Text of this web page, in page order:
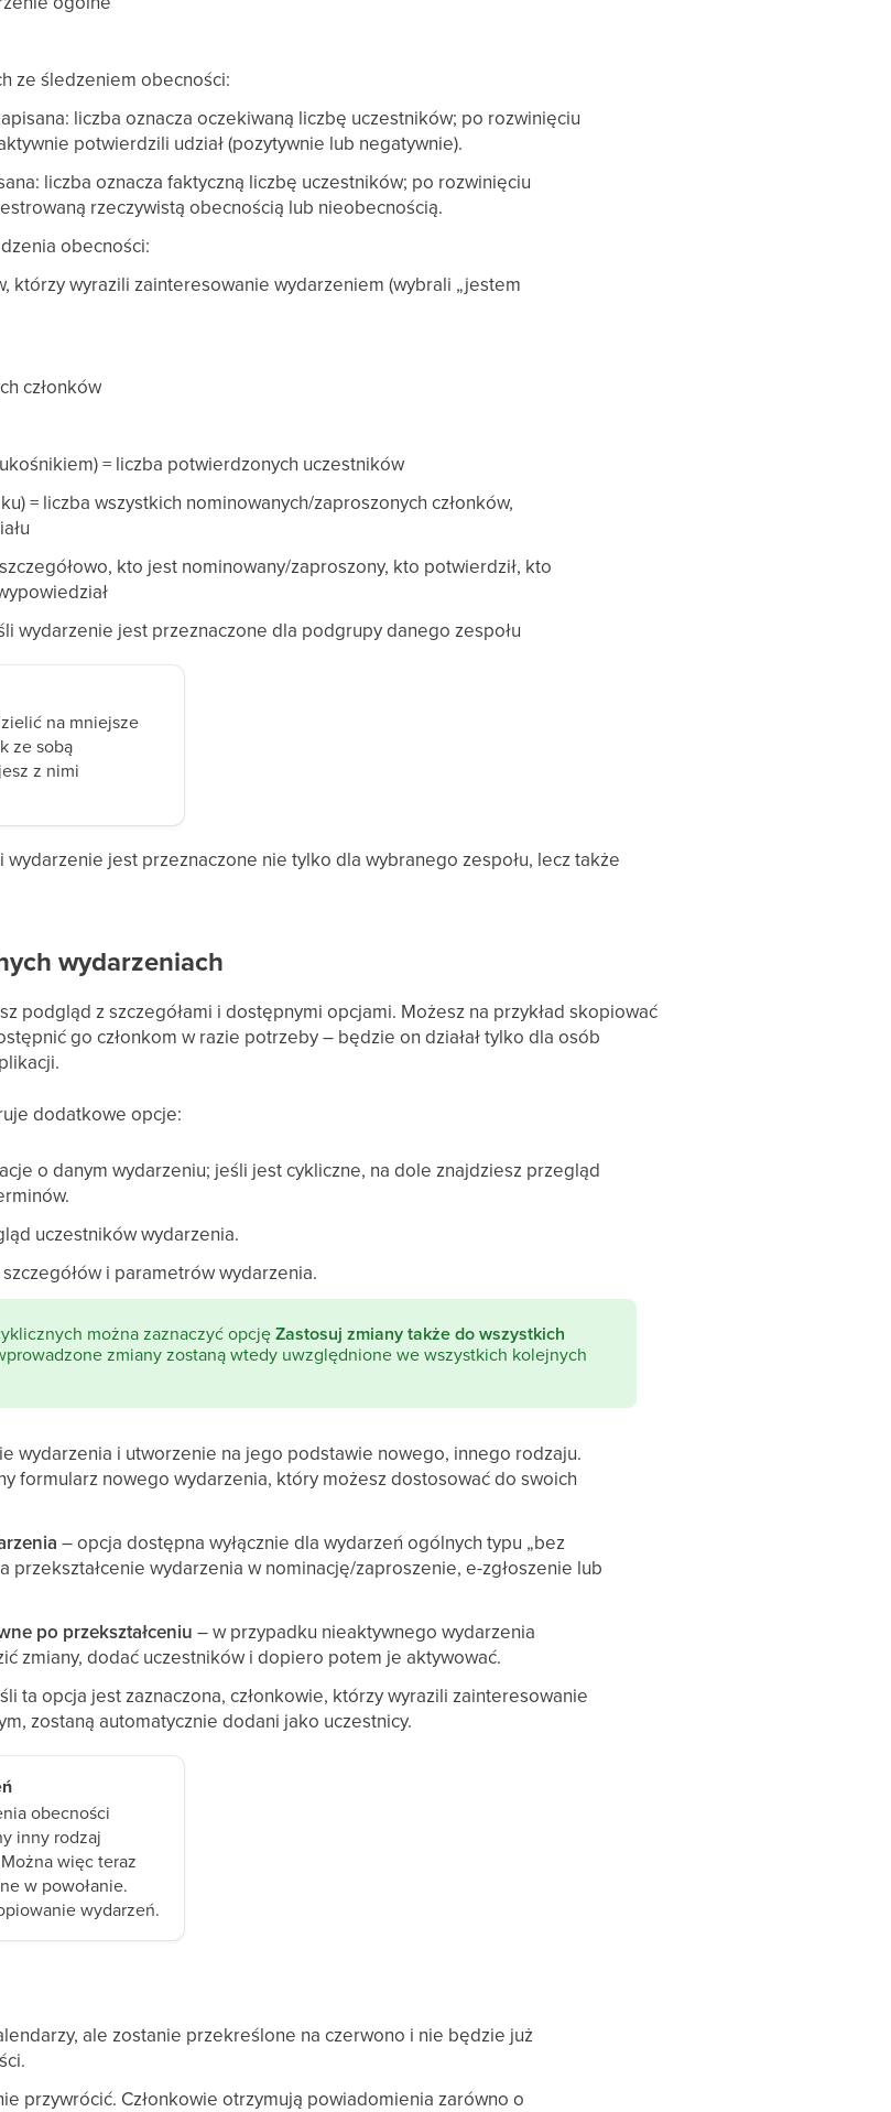
ze śledzeniem obecności:
liczba oznacza oczekiwaną liczbę uczestników; po rozwinięciu
potwierdzili udział (pozytywnie lub negatywnie).
liczba oznacza faktyczną liczbę uczestników; po rozwinięciu
rzeczywistą obecnością lub nieobecnością.
obecności:
którzy wyrazili zainteresowanie wydarzeniem (wybrali „jestem
członków
= liczba potwierdzonych uczestników
= liczba wszystkich nominowanych/zaproszonych członków,
kto jest nominowany/zaproszony, kto potwierdził, kto
wydarzenie jest przeznaczone dla podgrupy danego zespołu
na mniejsze
ze sobą
z nimi
wydarzenie jest przeznaczone nie tylko dla wybranego zespołu, lecz także
wydarzeniach
podgląd z szczegółami i dostępnymi opcjami. Możesz na przykład skopiować
go członkom w razie potrzeby – będzie on działał tylko dla osób
dodatkowe opcje:
o danym wydarzeniu; jeśli jest cykliczne, na dole znajdziesz przegląd
uczestników wydarzenia.
i parametrów wydarzenia.
można zaznaczyć opcjęZastosuj zmiany także do wszystkich
zmiany zostaną wtedy uwzględnione we wszystkich kolejnych
wydarzenia i utworzenie na jego podstawie nowego, innego rodzaju.
formularz nowego wydarzenia, który możesz dostosować do swoich
– opcja dostępna wyłącznie dla wydarzeń ogólnych typu „bez
przekształcenie wydarzenia w nominację/zaproszenie, e-zgłoszenie lub
po przekształceniu – w przypadku nieaktywnego wydarzenia
zmiany, dodać uczestników i dopiero potem je aktywować.
ta opcja jest zaznaczona, członkowie, którzy wyrazili zainteresowanie
zostaną automatycznie dodani jako uczestnicy.
obecności
inny rodzaj
więc teraz
w powołanie.
wydarzeń.
ale zostanie przekreślone na czerwono i nie będzie już
przywrócić. Członkowie otrzymują powiadomienia zarówno o